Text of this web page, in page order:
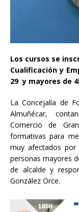
Los cursos se
Cualificación y
29 y mayores de
La Concejalía de
Almuñécar,
Comercio de
formativas para
muy afectados
personas mayores
de alcalde y
González Orce.